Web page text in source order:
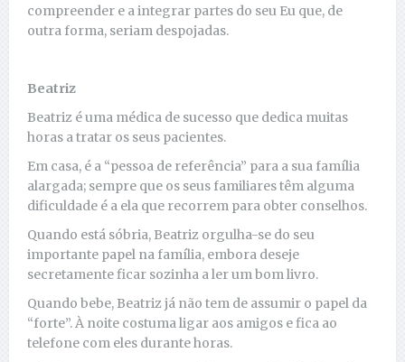
compreender e a integrar partes do seu Eu que, de
outra forma, seriam despojadas.
Beatriz
Beatriz é uma médica de sucesso que dedica muitas
horas a tratar os seus pacientes.
Em casa, é a “pessoa de referência” para a sua família
alargada; sempre que os seus familiares têm alguma
dificuldade é a ela que recorrem para obter conselhos.
Quando está sóbria, Beatriz orgulha-se do seu
importante papel na família, embora deseje
secretamente ficar sozinha a ler um bom livro.
Quando bebe, Beatriz já não tem de assumir o papel da
“forte”. À noite costuma ligar aos amigos e fica ao
telefone com eles durante horas.